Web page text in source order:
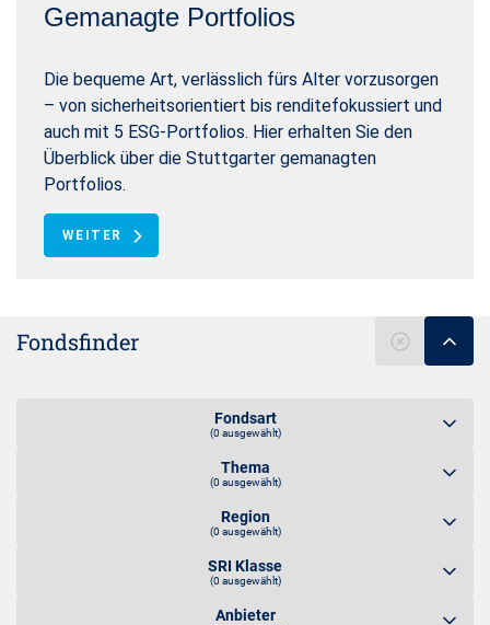
Gemanagte Portfolios
Die bequeme Art, verlässlich fürs Alter vorzusorgen
– von sicherheitsorientiert bis renditefokussiert und
auch mit 5 ESG-Portfolios. Hier erhalten Sie den
Überblick über die Stuttgarter gemanagten
Portfolios.
WEITER